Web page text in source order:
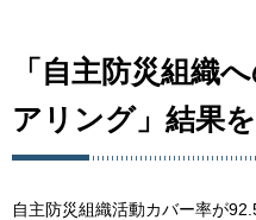
「自主防災組織
アリング」結果
自主防災組織活動カバー率が